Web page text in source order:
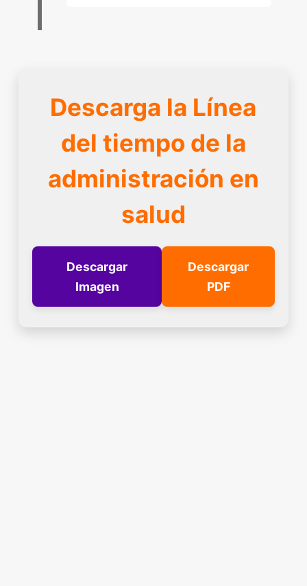
Descarga la Línea
del tiempo de la
administración en
salud
Descargar
Imagen
Descargar
PDF